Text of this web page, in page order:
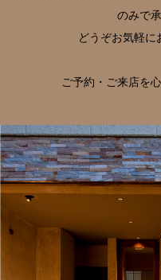
のみで
どうぞお気軽に
ご予約・ご来店を